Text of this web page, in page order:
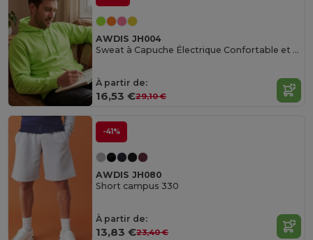
AWDIS JH004
Sweat à Capuche Électrique Confortable et Coloré
À partir de:
16,53 €29,10 €
-41%
AWDIS JH080
Short campus 330
À partir de:
13,83 €23,40 €